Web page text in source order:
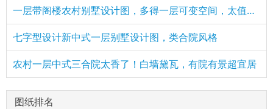
一层带阁楼农村别墅设计图，多得一层可变空间，太值了！
七字型设计新中式一层别墅设计图，类合院风格
农村一层中式三合院太香了！白墙黛瓦，有院有景超宜居
图纸排名